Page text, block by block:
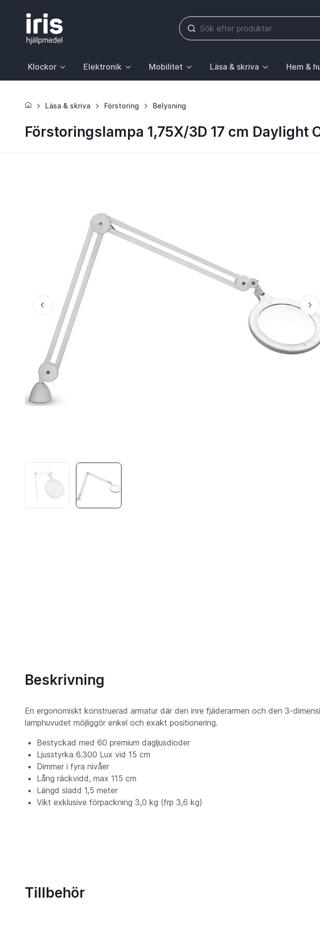
Klockor
Huvudrubrik med undermeny. För att gå till sidan Klockor, välj första posten: Gå till
Elektronik
Huvudrubrik med undermeny. För att gå till sidan Elektronik, välj
Mobilitet
Huvudrubrik med undermeny. För att gå till
Läsa & skriva
Huvudrubrik med undermeny.
Hem &
Läsa & skriva Förstoring Belysning
Förstoringslampa 1,75X/3D 17 cm Daylight
Beskrivning
En ergonomiskt konstruerad armatur där den inre fjäderarmen och den 3-
lamphuvudet möjliggör enkel och exakt positionering.
Bestyckad med 60 premium dagljusdioder
Ljusstyrka 6.300 Lux vid 15 cm
Dimmer i fyra nivåer
Lång räckvidd, max 115 cm
Längd sladd 1,5 meter
Vikt exklusive förpackning 3,0 kg (frp 3,6 kg)
Tillbehör